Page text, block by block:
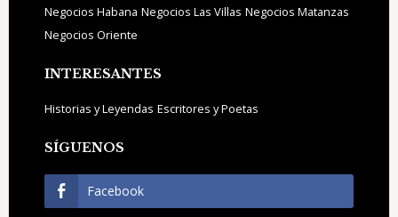
Negocios Habana Negocios Las Villas Negocios Matanzas
Negocios Oriente
INTERESANTES
Historias y Leyendas Escritores y Poetas
SÍGUENOS
Facebook